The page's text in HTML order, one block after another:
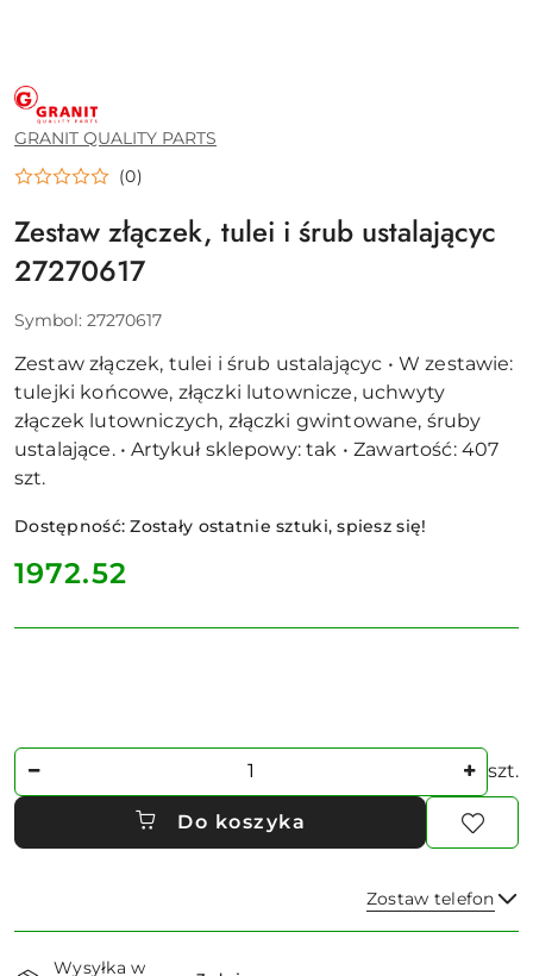
GRANIT
QUALITY
PARTS
GRANIT QUALITY PARTS
(0)
Zestaw złączek, tulei i śrub ustalającyc
27270617
Symbol: 27270617
Zestaw złączek, tulei i śrub ustalającyc • W zestawie:
tulejki końcowe, złączki lutownicze, uchwyty
złączek lutowniczych, złączki gwintowane, śruby
ustalające. • Artykuł sklepowy: tak • Zawartość: 407
szt.
Dostępność:Zostały ostatnie sztuki, spiesz się!
cena:
1972.52
Ilość szt.
Do koszyka
Zostaw telefon
Dostępność
Wysyłka w